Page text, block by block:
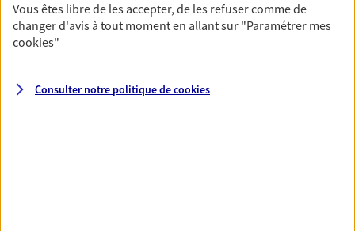
Vous êtes libre de les accepter, de les refuser comme de
changer d'avis à tout moment en allant sur "Paramétrer mes
cookies"
Consulter notre politique decookies